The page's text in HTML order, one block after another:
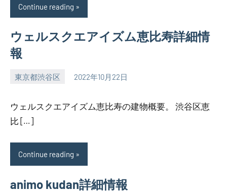
Continue reading
ウェルスクエアイズム恵比寿詳細情
報
東京都渋谷区 2022年10月22日
SEZIMO
ウェルスクエアイズム恵比寿の建物概要。 渋谷区恵
比 […]
Continue reading
animo kudan詳細情報